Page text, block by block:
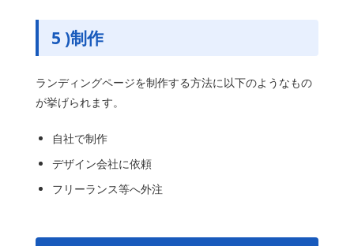
5 )制作
ランディングページを制作する方法に以下のようなもの
が挙げられます。
自社で制作
デザイン会社に依頼
フリーランス等へ外注